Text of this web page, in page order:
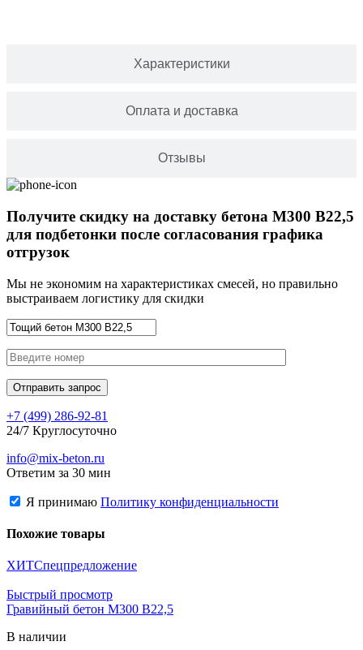
Характеристики
Оплата и доставка
Отзывы
Получите скидку на доставку бетона М300 В22,5
для подбетонки после согласования графика
отгрузок
Мы не экономим на характеристиках смесей, но правильно
выстраиваем логистику для скидки
+7 (499) 286-92-81
24/7 Круглосуточно
info@mix-beton.ru
Ответим за 30 мин
Я принимаю Политику конфиденциальности
Похожие товары
ХИТСпецпредложение
Быстрый просмотр
Гравийный бетон М300 В22,5
В наличии